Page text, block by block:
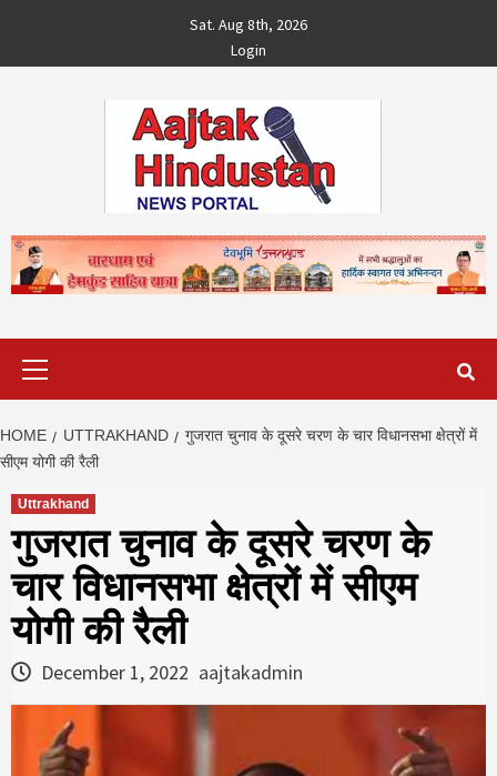
content
Sat. Aug 8th, 2026
Login
HOME UTTRAKHAND
गुजरात चुनाव के दूसरे चरण के चार व‍िधानसभा क्षेत्रों में
सीएम योगी की रैली
Uttrakhand
गुजरात चुनाव के दूसरे चरण के
चार व‍िधानसभा क्षेत्रों में सीएम
योगी की रैली
December 1, 2022 aajtakadmin